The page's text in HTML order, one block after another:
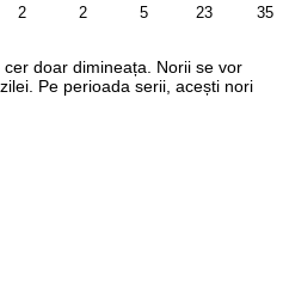
2
2
5
23
35
doar dimineața. Norii se vor
Pe perioada serii, acești nori